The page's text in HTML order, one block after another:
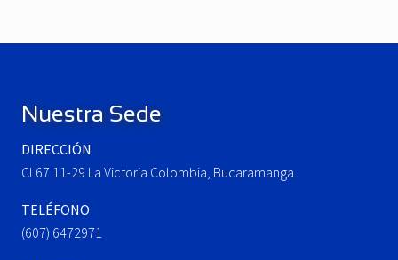
u
o
s
t
:
P
t
:
Nuestra Sede
DIRECCIÓN
Cl 67 11-29 La Victoria Colombia, Bucaramanga.
TELÉFONO
(607) 6472971